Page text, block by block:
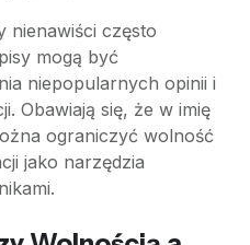
nienawiści często
mogą być
niepopularnych opinii i
Obawiają się, że w imię
ograniczyć wolność
jako narzędzia